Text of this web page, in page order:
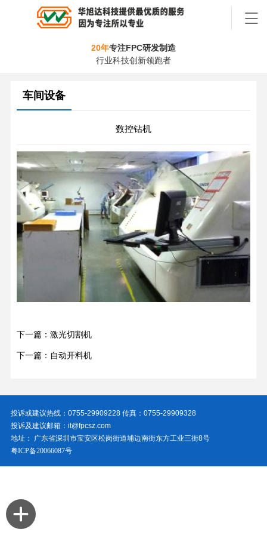
20年专注FPC研发制造
行业科技创新领跑者
车间设备
数控钻机
下一篇：激光切割机
下一篇：自动开料机
投诉或建议热线：0755-29909228 传真：0755-29909328
投诉及建议邮箱：it@fpcsz.com
地址： 广东省深圳市宝安区松岗街道埔边南街东方工业三街8号
粤ICP备20066087号